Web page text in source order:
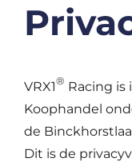
VRX1® Racing is
Koophandel
de
Dit is de